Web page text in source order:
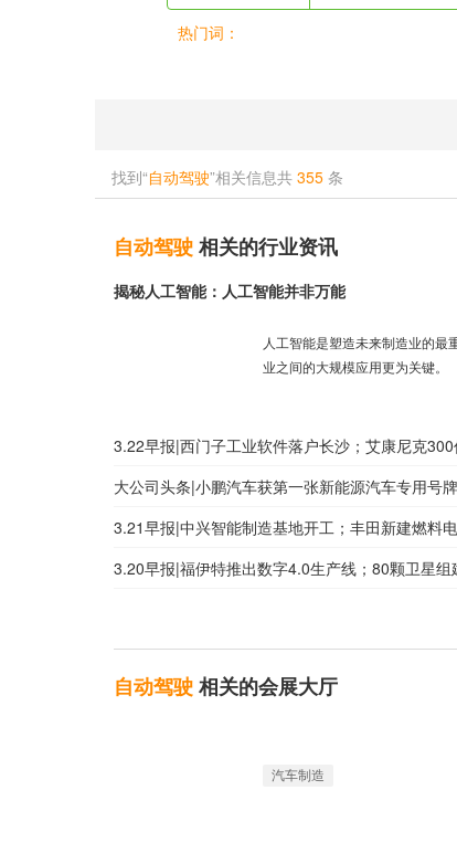
热门词：
找到“自动驾驶”相关信息共 355 条
自动驾驶相关的行业资讯
揭秘人工智能：人工智能并非万能
人工智能是塑造未来制造业的
业之间的大规模应用更为关键。
3.22早报|西门子工业软件落户长沙；艾康尼克
大公司头条|小鹏汽车获第一张新能源汽车专用号
3.21早报|中兴智能制造基地开工；丰田新建燃料
3.20早报|福伊特推出数字4.0生产线；80颗卫星组
自动驾驶相关的会展大厅
汽车制造